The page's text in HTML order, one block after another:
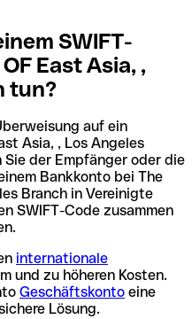
SWIFT-
East Asia, ,
tun?
auf ein
Asia, , Los Angeles
Sie der Empfänger oder die
Bankkonto bei The
Branch in Vereinigte
SWIFT-Code zusammen
internationale
und zu höheren Kosten.
Geschäftskonto eine
Lösung.